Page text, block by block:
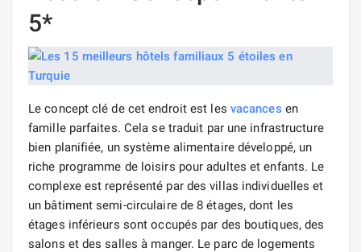
5*
Le concept clé de cet endroit est les vacances en
famille parfaites. Cela se traduit par une infrastructure
bien planifiée, un système alimentaire développé, un
riche programme de loisirs pour adultes et enfants. Le
complexe est représenté par des villas individuelles et
un bâtiment semi-circulaire de 8 étages, dont les
étages inférieurs sont occupés par des boutiques, des
salons et des salles à manger. Le parc de logements